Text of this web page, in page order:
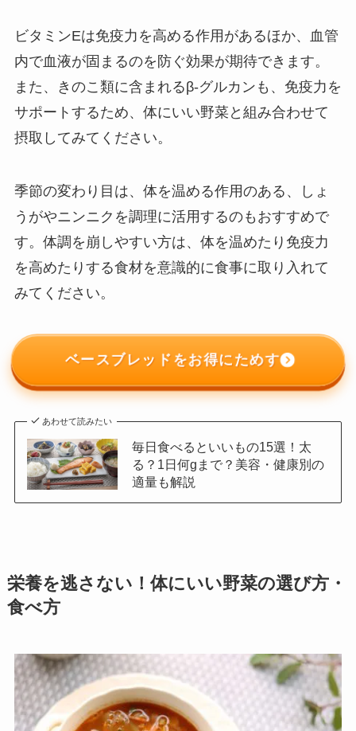
ビタミンEは免疫力を高める作用があるほか、血管
内で血液が固まるのを防ぐ効果が期待できます。
また、きのこ類に含まれるβ-グルカンも、免疫力を
サポートするため、体にいい野菜と組み合わせて
摂取してみてください。
季節の変わり目は、体を温める作用のある、しょ
うがやニンニクを調理に活用するのもおすすめで
す。体調を崩しやすい方は、体を温めたり免疫力
を高めたりする食材を意識的に食事に取り入れて
みてください。
ベースブレッドをお得にためす
あわせて読みたい
毎日食べるといいもの15選！太
る？1日何gまで？美容・健康別の
適量も解説
栄養を逃さない！体にいい野菜の選び方・
食べ方